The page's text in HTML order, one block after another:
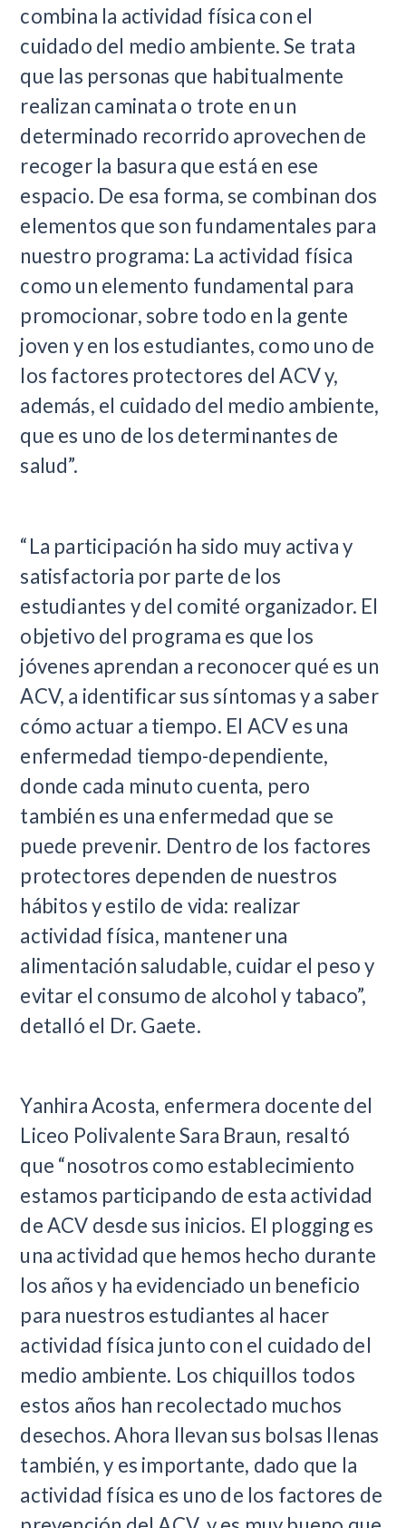
combina la actividad física con el
cuidado del medio ambiente. Se trata
que las personas que habitualmente
realizan caminata o trote en un
determinado recorrido aprovechen de
recoger la basura que está en ese
espacio. De esa forma, se combinan dos
elementos que son fundamentales para
nuestro programa: La actividad física
como un elemento fundamental para
promocionar, sobre todo en la gente
joven y en los estudiantes, como uno de
los factores protectores del ACV y,
además, el cuidado del medio ambiente,
que es uno de los determinantes de
salud”.
“La participación ha sido muy activa y
satisfactoria por parte de los
estudiantes y del comité organizador. El
objetivo del programa es que los
jóvenes aprendan a reconocer qué es un
ACV, a identificar sus síntomas y a saber
cómo actuar a tiempo. El ACV es una
enfermedad tiempo-dependiente,
donde cada minuto cuenta, pero
también es una enfermedad que se
puede prevenir. Dentro de los factores
protectores dependen de nuestros
hábitos y estilo de vida: realizar
actividad física, mantener una
alimentación saludable, cuidar el peso y
evitar el consumo de alcohol y tabaco”,
detalló el Dr. Gaete.
Yanhira Acosta, enfermera docente del
Liceo Polivalente Sara Braun, resaltó
que “nosotros como establecimiento
estamos participando de esta actividad
de ACV desde sus inicios. El plogging es
una actividad que hemos hecho durante
los años y ha evidenciado un beneficio
para nuestros estudiantes al hacer
actividad física junto con el cuidado del
medio ambiente. Los chiquillos todos
estos años han recolectado muchos
desechos. Ahora llevan sus bolsas llenas
también, y es importante, dado que la
actividad física es uno de los factores de